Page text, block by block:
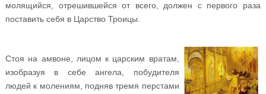
молящийся, отрешившейся от всего, должен с первого раза
поставить себя в Царство Троицы.
Стоя на амвоне, лицом к царским вратам,
изобразуя в себе ангела, побудителя
людей к молениям, подняв тремя перстами